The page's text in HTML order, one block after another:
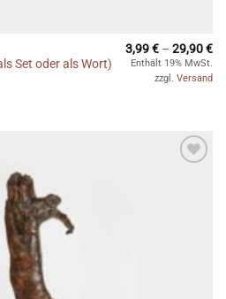
Set oder als Wort)
3,99€ –29,90€
Enthält 19% MwSt.
zzgl.Versand